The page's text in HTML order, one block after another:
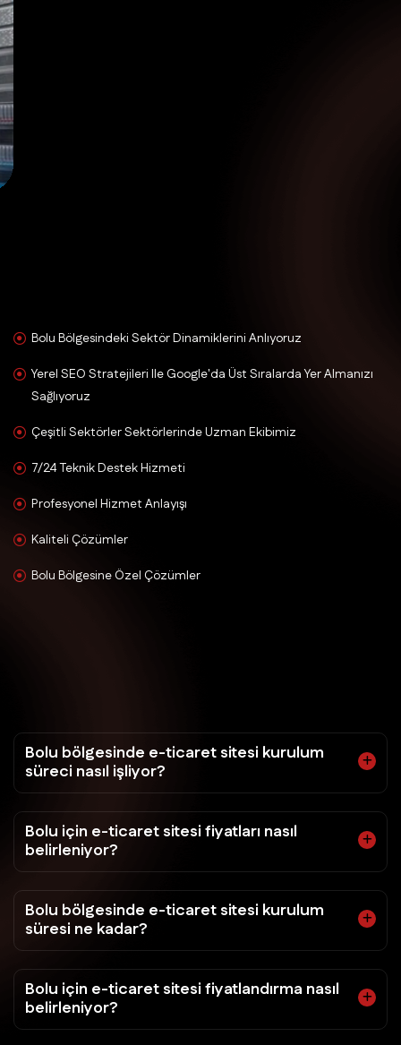
Bolu Bölgesindeki Sektör Dinamiklerini Anlıyoruz
Yerel SEO Stratejileri Ile Google'da Üst Sıralarda Yer Almanızı
Sağlıyoruz
Çeşitli Sektörler Sektörlerinde Uzman Ekibimiz
7/24 Teknik Destek Hizmeti
Profesyonel Hizmet Anlayışı
Kaliteli Çözümler
Bolu Bölgesine Özel Çözümler
Bolu bölgesinde e-ticaret sitesi kurulum
süreci nasıl işliyor?
Bolu için e-ticaret sitesi fiyatları nasıl
belirleniyor?
Bolu bölgesinde e-ticaret sitesi kurulum
süresi ne kadar?
Bolu için e-ticaret sitesi fiyatlandırma nasıl
belirleniyor?